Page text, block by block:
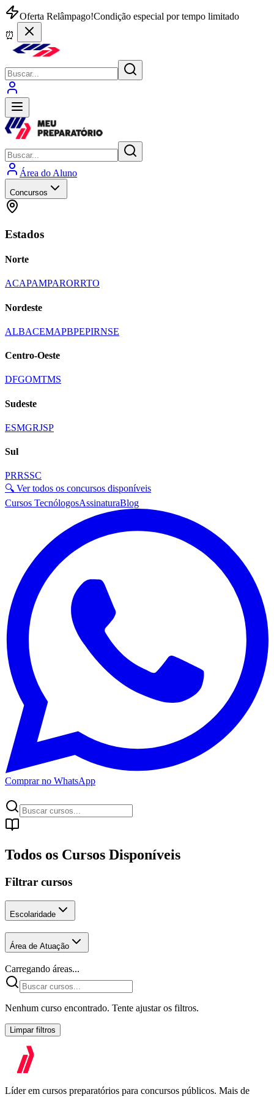
Oferta Relâmpago!Condição especial por tempo limitado
⏰
Área do Aluno
Concursos
Estados
Norte
ACAPAMPARORRTO
Nordeste
ALBACEMAPBPEPIRNSE
Centro-Oeste
DFGOMTMS
Sudeste
ESMGRJSP
Sul
PRRSSC
🔍 Ver todos os concursos disponíveis
Cursos TecnólogosAssinaturaBlog
Comprar no WhatsApp
Todos os Cursos Disponíveis
Filtrar cursos
Escolaridade
Área de Atuação
Carregando áreas...
Nenhum curso encontrado. Tente ajustar os filtros.
Limpar filtros
Líder em cursos preparatórios para concursos públicos. Mais de